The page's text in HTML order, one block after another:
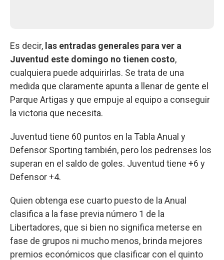
Es decir, las entradas generales para ver a
Juventud este domingo no tienen costo,
cualquiera puede adquirirlas. Se trata de una
medida que claramente apunta a llenar de gente el
Parque Artigas y que empuje al equipo a conseguir
la victoria que necesita.
Juventud tiene 60 puntos en la Tabla Anual y
Defensor Sporting también, pero los pedrenses los
superan en el saldo de goles. Juventud tiene +6 y
Defensor +4.
Quien obtenga ese cuarto puesto de la Anual
clasifica a la fase previa número 1 de la
Libertadores, que si bien no significa meterse en
fase de grupos ni mucho menos, brinda mejores
premios económicos que clasificar con el quinto